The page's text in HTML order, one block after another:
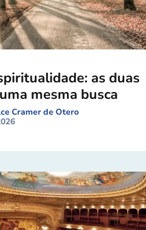
as duas
mesma busca
Cramer de Otero